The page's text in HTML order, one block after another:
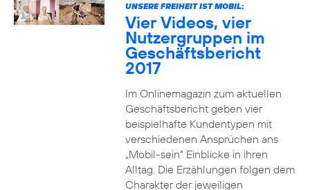
UNSERE FREIHEIT IST MOBIL:
Vier Videos, vier
Nutzergruppen im
Geschäftsbericht
2017
Im Onlinemagazin zum aktuellen
Geschäftsbericht geben vier
beispielhafte Kundentypen mit
verschiedenen Ansprüchen ans
„Mobil-sein“ Einblicke in ihren
Alltag. Die Erzählungen folgen dem
Charakter der jeweiligen